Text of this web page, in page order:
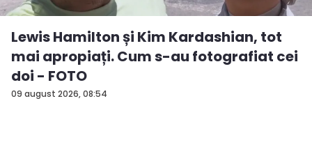
09 august 2026, 08:54
Lewis Hamilton și Kim Kardashian, tot
mai apropiați. Cum s-au fotografiat cei
doi - FOTO